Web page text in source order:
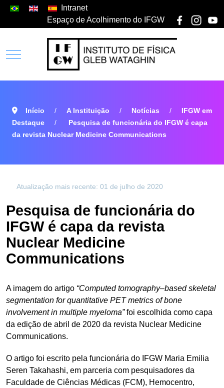
Intranet
Espaço de Acolhimento do IFGW
Início A Instituição Notícias
IFGW em
Destaque
Pesquisa de funcionária do IFGW é capa
da revista Nuclear Medicine Communications
Atualização mais recente: 01 de julho de 2020
Pesquisa de funcionária do
IFGW é capa da revista
Nuclear Medicine
Communications
A imagem do artigo “Computed tomography–based skeletal
segmentation for quantitative PET metrics of bone
involvement in multiple myeloma”foi escolhida como capa
da edição de abril de 2020 da revista Nuclear Medicine
Communications.
O artigo foi escrito pela funcionária do IFGW Maria Emilia
Seren Takahashi, em parceria com pesquisadores da
Faculdade de Ciências Médicas (FCM), Hemocentro,